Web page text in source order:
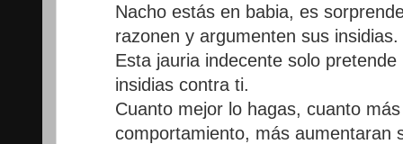
Nacho estás en babia, es
razonen y argumenten sus insidias.
Esta jauria indecente solo
insidias contra ti.
Cuanto mejor lo hagas, cuanto
comportamiento, más aumentaran